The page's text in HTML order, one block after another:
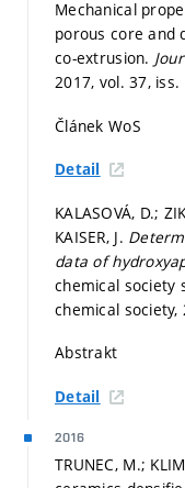
Mechanical
porous core and
co-extrusion.
2017, vol. 37, iss.
Článek WoS
Detail
KALASOVÁ, D.;
KAISER, J.
data of
chemical society
chemical society,
Abstrakt
Detail
2016
TRUNEC, M.;